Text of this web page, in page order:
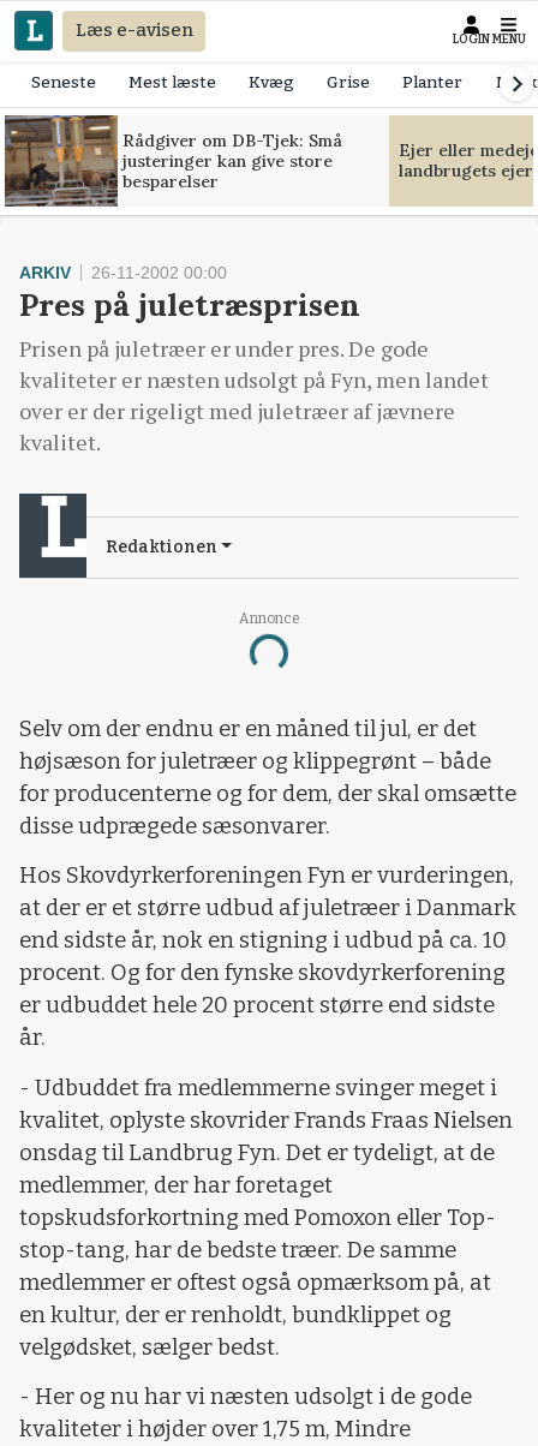
Læs e-avisen LOGIN MENU
Seneste Mest læste Kvæg Grise Planter
Rådgiver om DB-Tjek: Små
justeringer kan give store
besparelser
Ejer eller
landbrugets
Annonce
Loading...
ARKIV 26-11-2002 00:00
Pres på juletræsprisen
Prisen på juletræer er under pres. De gode
kvaliteter er næsten udsolgt på Fyn, men landet
over er der rigeligt med juletræer af jævnere
kvalitet.
Redaktionen
Selv om der endnu er en måned til jul, er det
højsæson for juletræer og klippegrønt – både
for producenterne og for dem, der skal omsætte
disse udprægede sæsonvarer.
Hos Skovdyrkerforeningen Fyn er vurderingen,
at der er et større udbud af juletræer i Danmark
end sidste år, nok en stigning i udbud på ca. 10
procent. Og for den fynske skovdyrkerforening
er udbuddet hele 20 procent større end sidste
år.
- Udbuddet fra medlemmerne svinger meget i
kvalitet, oplyste skovrider Frands Fraas Nielsen
onsdag til Landbrug Fyn. Det er tydeligt, at de
medlemmer, der har foretaget
topskudsforkortning med Pomoxon eller Top-
stop-tang, har de bedste træer. De samme
medlemmer er oftest også opmærksom på, at
en kultur, der er renholdt, bundklippet og
velgødsket, sælger bedst.
- Her og nu har vi næsten udsolgt i de gode
kvaliteter i højder over 1,75 m, Mindre